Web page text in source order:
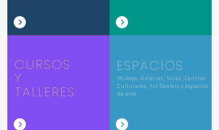
CURSOS
Y
TALLERES
ESPACIOS
Museos, Galerías, Salas, Centros
Culturales, Art Dealers y espacios
de arte